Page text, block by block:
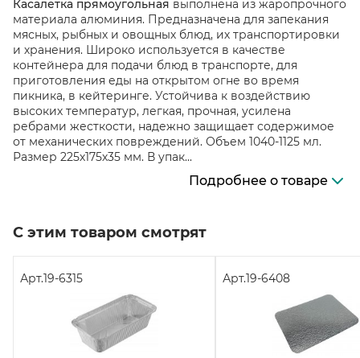
Касалетка прямоугольная выполнена из жаропрочного
материала алюминия. Предназначена для запекания
мясных, рыбных и овощных блюд, их транспортировки
и хранения. Широко используется в качестве
контейнера для подачи блюд в транспорте, для
приготовления еды на открытом огне во время
пикника, в кейтеринге. Устойчива к воздействию
высоких температур, легкая, прочная, усилена
ребрами жесткости, надежно защищает содержимое
от механических повреждений. Объем 1040-1125 мл.
Размер 225х175х35 мм. В упак...
Подробнее о товаре
С этим товаром смотрят
Арт.19-6315 Арт.19-6408